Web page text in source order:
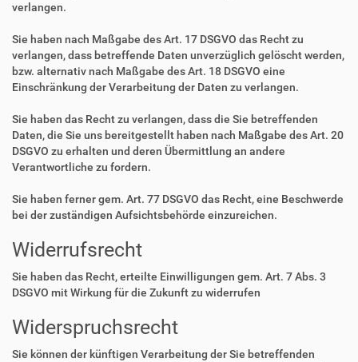
verlangen.
Sie haben nach Maßgabe des Art. 17 DSGVO das Recht zu
verlangen, dass betreffende Daten unverzüglich gelöscht werden,
bzw. alternativ nach Maßgabe des Art. 18 DSGVO eine
Einschränkung der Verarbeitung der Daten zu verlangen.
Sie haben das Recht zu verlangen, dass die Sie betreffenden
Daten, die Sie uns bereitgestellt haben nach Maßgabe des Art. 20
DSGVO zu erhalten und deren Übermittlung an andere
Verantwortliche zu fordern.
Sie haben ferner gem. Art. 77 DSGVO das Recht, eine Beschwerde
bei der zuständigen Aufsichtsbehörde einzureichen.
Widerrufsrecht
Sie haben das Recht, erteilte Einwilligungen gem. Art. 7 Abs. 3
DSGVO mit Wirkung für die Zukunft zu widerrufen
Widerspruchsrecht
Sie können der künftigen Verarbeitung der Sie betreffenden